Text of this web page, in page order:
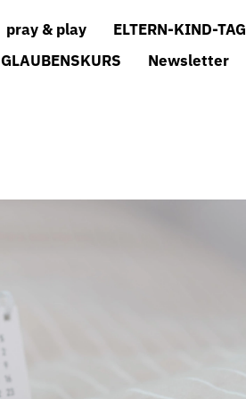
pray & play ELTERN-KIND-TAG
GLAUBENSKURS Newsletter